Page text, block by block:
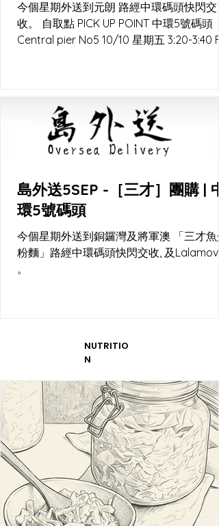
今個星期外送到元朗 路經中環碼頭快閃交
收。 自取點 PICK UP POINT 中環5號碼頭
Central pier No5 10/10 星期五 3:20-3:40
島外送5SEP -［三才］團購 | 中
環5號碼頭
今個星期外送到銅鑼灣及將軍澳 「三才魚
粉麵」路經中環碼頭快閃交收, 及Lalamove
。
NUTRITIO
N